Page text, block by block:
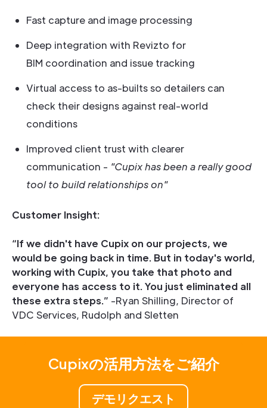
Fast capture and image processing
Deep integration with Revizto for
BIM coordination and issue tracking
Virtual access to as-builts so detailers can
check their designs against real-world
conditions
Improved client trust with clearer
communication - "Cupix has been a really good
tool to build relationships on"
Customer Insight:
“If we didn't have Cupix on our projects, we
would be going back in time. But in today's world,
working with Cupix, you take that photo and
everyone has access to it. You just eliminated all
these extra steps.” -Ryan Shilling, Director of
VDC Services, Rudolph and Sletten
Cupixの活用方法をご紹介
デモリクエスト